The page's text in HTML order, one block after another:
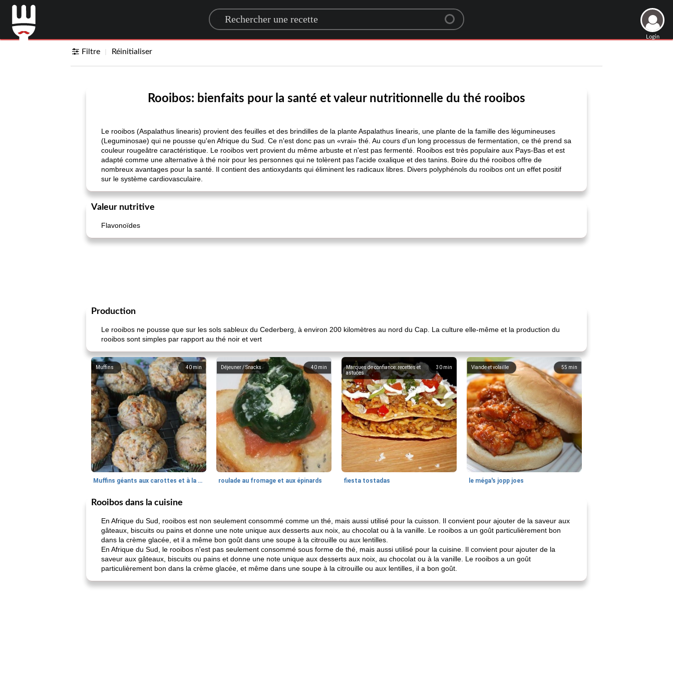
Search for a recipe
Login
Filtre Réinitialiser
Rooibos: bienfaits pour la santé et valeur nutritionnelle du thé rooibos
Le rooibos (Aspalathus linearis) provient des feuilles et des brindilles de la plante Aspalathus linearis, une plante de la famille des légumineuses
(Leguminosae) qui ne pousse qu'en Afrique du Sud. Ce n'est donc pas un «vrai» thé. Au cours d'un long processus de fermentation, ce thé prend sa
couleur rougeâtre caractéristique. Le rooibos vert provient du même arbuste et n'est pas fermenté. Rooibos est très populaire aux Pays-Bas et est
adapté comme une alternative à thé noir pour les personnes qui ne tolèrent pas l'acide oxalique et des tanins. Boire du thé rooibos offre de
nombreux avantages pour la santé. Il contient des antioxydants qui éliminent les radicaux libres. Divers polyphénols du rooibos ont un effet positif
sur le système cardiovasculaire.
Valeur nutritive
Flavonoïdes
Production
Le rooibos ne pousse que sur les sols sableux du Cederberg, à environ 200 kilomètres au nord du Cap. La culture elle-même et la production du
rooibos sont simples par rapport au thé noir et vert
40 min
Muffins
Muffins géants aux carottes et à la banane de Nif
40 min
Déjeuner / Snacks
roulade au fromage et aux épinards
30 min
Marques de confiance: recettes et
astuces
fiesta tostadas
55 min
Viande et volaille
le méga's jopp joes
Rooibos dans la cuisine
En Afrique du Sud, rooibos est non seulement consommé comme un thé, mais aussi utilisé pour la cuisson. Il convient pour ajouter de la saveur aux
gâteaux, biscuits ou pains et donne une note unique aux desserts aux noix, au chocolat ou à la vanille. Le rooibos a un goût particulièrement bon
dans la crème glacée, et il a même bon goût dans une soupe à la citrouille ou aux lentilles.
En Afrique du Sud, le rooibos n'est pas seulement consommé sous forme de thé, mais aussi utilisé pour la cuisine. Il convient pour ajouter de la
saveur aux gâteaux, biscuits ou pains et donne une note unique aux desserts aux noix, au chocolat ou à la vanille. Le rooibos a un goût
particulièrement bon dans la crème glacée, et même dans une soupe à la citrouille ou aux lentilles, il a bon goût.